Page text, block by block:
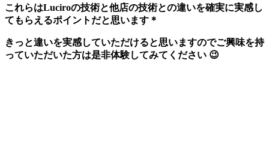
これらはLuciroの技術と他店の技術との違いを確実に実感し
てもらえるポイントだと思います＊
きっと違いを実感していただけると思いますのでご興味を持
っていただいた方は是非体験してみてください 😉